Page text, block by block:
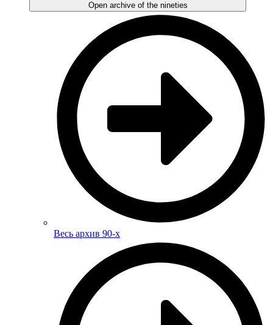
Open archive of the nineties
Весь архив 90-х